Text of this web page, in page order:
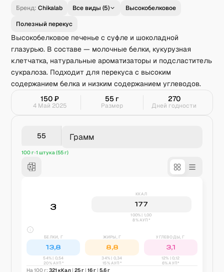
Бренд: Chikalab Все виды (5)
Высокобелковое
Полезный перекус
Высокобелковое печенье с суфле и шоколадной
глазурью. В составе — молочные белки, кукурузная
клетчатка, натуральные ароматизаторы и подсластитель
сукралоза. Подходит для перекуса с высоким
содержанием белка и низким содержанием углеводов.
150₽
4 Май 2025
55 г
Размер
270
Дней годности
Грамм
100 г 1 штука (55 г)
3
ККАЛ
177
100% | 1,00
8% АУП*
БЕЛКИ, Г
13,8
54% | 0,54
20% АУП*
ЖИРЫ, Г
8,8
34% | 0,34
15% АУП*
УГЛЕВОДЫ, Г
3,1
12% |0,12
6% АУП*
На 100 г: 321 кКал | 25г | 16г | 5,6г